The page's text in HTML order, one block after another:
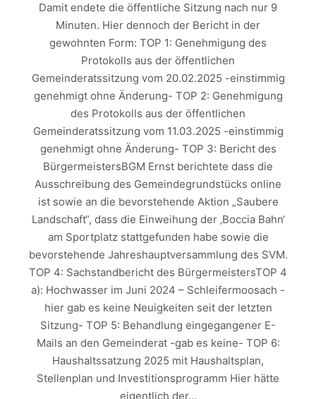
Damit endete die öffentliche Sitzung nach nur 9
Minuten. Hier dennoch der Bericht in der
gewohnten Form: TOP 1: Genehmigung des
Protokolls aus der öffentlichen
Gemeinderatssitzung vom 20.02.2025 -einstimmig
genehmigt ohne Änderung- TOP 2: Genehmigung
des Protokolls aus der öffentlichen
Gemeinderatssitzung vom 11.03.2025 -einstimmig
genehmigt ohne Änderung- TOP 3: Bericht des
BürgermeistersBGM Ernst berichtete dass die
Ausschreibung des Gemeindegrundstücks online
ist sowie an die bevorstehende Aktion „Saubere
Landschaft“, dass die Einweihung der ‚Boccia Bahn‘
am Sportplatz stattgefunden habe sowie die
bevorstehende Jahreshauptversammlung des SVM.
TOP 4: Sachstandbericht des BürgermeistersTOP 4
a): Hochwasser im Juni 2024 – Schleifermoosach -
hier gab es keine Neuigkeiten seit der letzten
Sitzung- TOP 5: Behandlung eingegangener E-
Mails an den Gemeinderat -gab es keine- TOP 6:
Haushaltssatzung 2025 mit Haushaltsplan,
Stellenplan und Investitionsprogramm Hier hätte
eigentlich der…